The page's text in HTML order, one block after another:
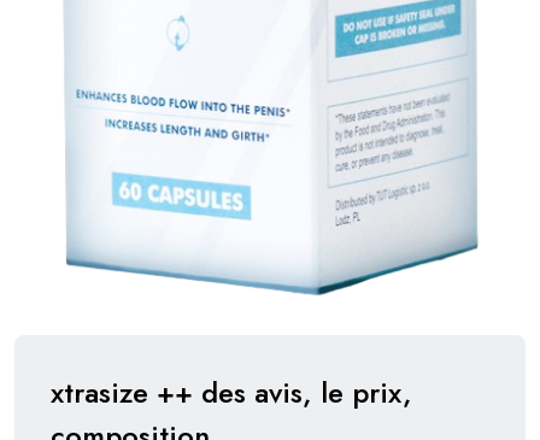
xtrasize ++ des avis, le prix,